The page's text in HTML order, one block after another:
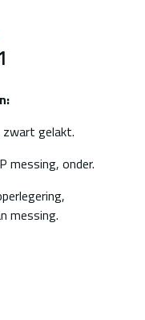
gelakt.
messing, onder.
messing.